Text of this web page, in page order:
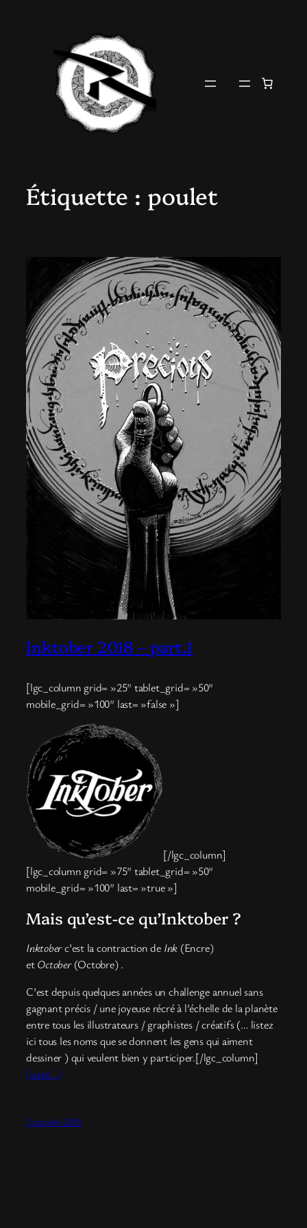
Étiquette : poulet
Inktober 2018 – part.1
[lgc_column grid= »25″ tablet_grid= »50″
mobile_grid= »100″ last= »false »]
[/lgc_column]
[lgc_column grid= »75″ tablet_grid= »50″
mobile_grid= »100″ last= »true »]
Mais qu’est-ce qu’Inktober ?
Inktoberc’est la contraction de Ink (Encre)
etOctober(Octobre) .
C’est depuis quelques années un challenge annuel sans
gagnant précis / une joyeuse récré à l’échelle de la planète
entre tous les illustrateurs / graphistes / créatifs (… listez
ici tous les noms que se donnent les gens qui aiment
dessiner ) qui veulent bien y participer.[/lgc_column]
(suite…)
1 octobre 2018